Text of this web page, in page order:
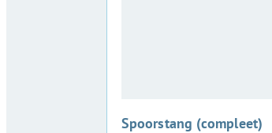
Spoorstang (compleet)